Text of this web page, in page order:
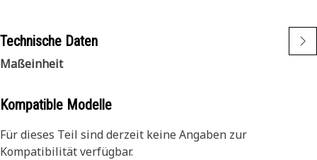
Technische Daten
Maßeinheit
Kompatible Modelle
Für dieses Teil sind derzeit keine Angaben zur
Kompatibilität verfügbar.